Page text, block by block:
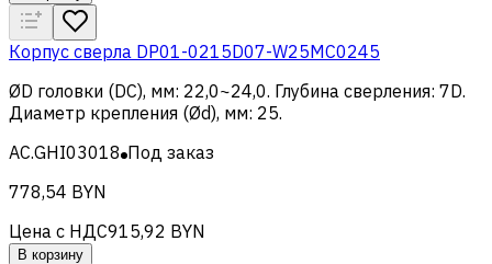
Корпус сверла DP01-0215D07-W25MC0245
ØD головки (DC), мм: 22,0~24,0. Глубина сверления: 7D.
Диаметр крепления (Ød), мм: 25.
AC.GHI03018 Под заказ
778,54 BYN
Цена с НДС915,92 BYN
В корзину